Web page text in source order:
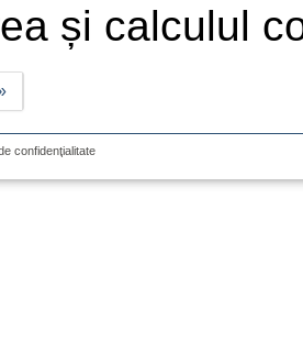
și calculul
confidenţialitate